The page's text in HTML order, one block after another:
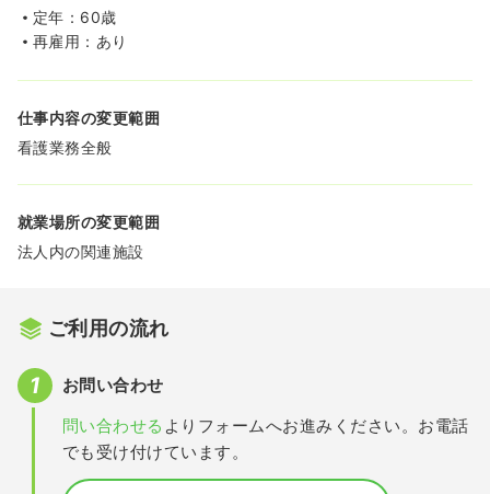
定年：60歳
再雇用：あり
仕事内容の変更範囲
看護業務全般
就業場所の変更範囲
法人内の関連施設
ご利用の流れ
お問い合わせ
問い合わせる よりフォームへお進みください。お電話
でも受け付けています。